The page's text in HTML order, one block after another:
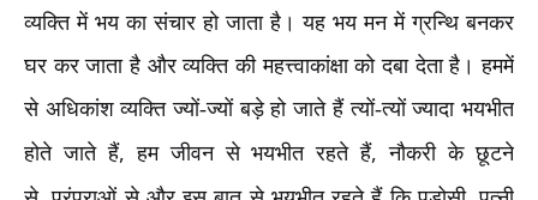
व्यक्ति में भय का संचार हो जाता है। यह भय मन में ग्रन्थि बनकर
घर कर जाता है और व्यक्ति की महत्त्वाकांक्षा को दबा देता है। हममें
से अधिकांश व्यक्ति ज्यों-ज्यों बड़े हो जाते हैं त्यों-त्यों ज्यादा भयभीत
होते जाते हैं,हम जीवन से भयभीत रहते हैं,नौकरी के छूटने